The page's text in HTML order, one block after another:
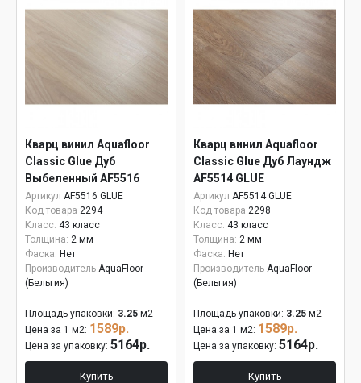
Кварц винил Aquafloor
Classic Glue Дуб
Выбеленный AF5516
GLUE
Артикул AF5516 GLUE
Код товара 2294
Класс: 43 класс
Толщина: 2 мм
Фаска: Нет
Производитель AquaFloor
(Бельгия)
Площадь упаковки: 3.25 м2
Цена за 1 м2: 1589р.
Цена за упаковку: 5164р.
Купить
Кварц винил Aquafloor
Classic Glue Дуб Лаундж
AF5514 GLUE
Артикул AF5514 GLUE
Код товара 2298
Класс: 43 класс
Толщина: 2 мм
Фаска: Нет
Производитель AquaFloor
(Бельгия)
Площадь упаковки: 3.25 м2
Цена за 1 м2: 1589р.
Цена за упаковку: 5164р.
Купить